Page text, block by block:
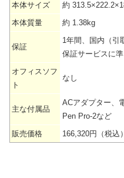
本体サイズ
約
本体質量
約 1.38kg
保証
1年間、国内（引
保証サービスに準
オフィスソフ
ト
なし
主な付属品
ACアダプター、
Pen Pro-2など
販売価格
166,320円（税込